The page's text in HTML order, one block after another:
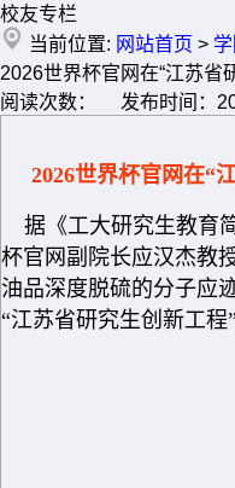
校友专栏
当前位置: 网站首页 >
2026世界杯官网在“江苏省
阅读次数： 发布时间：
2026世界杯官网在“
据《工大研究生教育
杯官网副院长应汉杰教
油品深度脱硫的分子应
“江苏省研究生创新工程”